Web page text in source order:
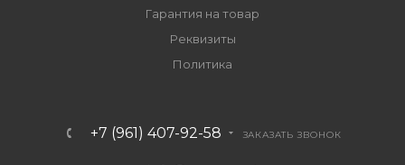
Гарантия на товар
Реквизиты
Политика
+7 (961) 407-92-58 ЗАКАЗАТЬ ЗВОНОК